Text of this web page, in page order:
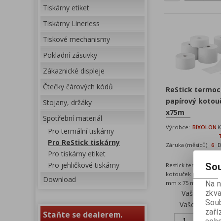
Tiskárny etiket
Tiskárny Linerless
Tiskové mechanismy
Pokladní zásuvky
Zákaznické displeje
Čtečky čárových kódů
Stojany, držáky
Spotřební materiál
Pro termální tiskárny
Pro ReStick tiskárny
Pro tiskárny etiket
Pro jehličkové tiskárny
Download
Staňte se dealerem.
ReStick
papírový
x75m
Výrobce: BIXOLON
Záruka (měsíců): 6
Restick termocitlivý
kotouček pro
mm x 75 m
Vaše cena
Vaše cena s
Na